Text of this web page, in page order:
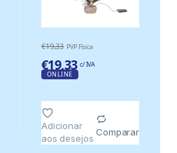
€19,33 PVP Física
€19,33 c/ IVA
ONLINE
Adicionar
aos desejos
Comparar